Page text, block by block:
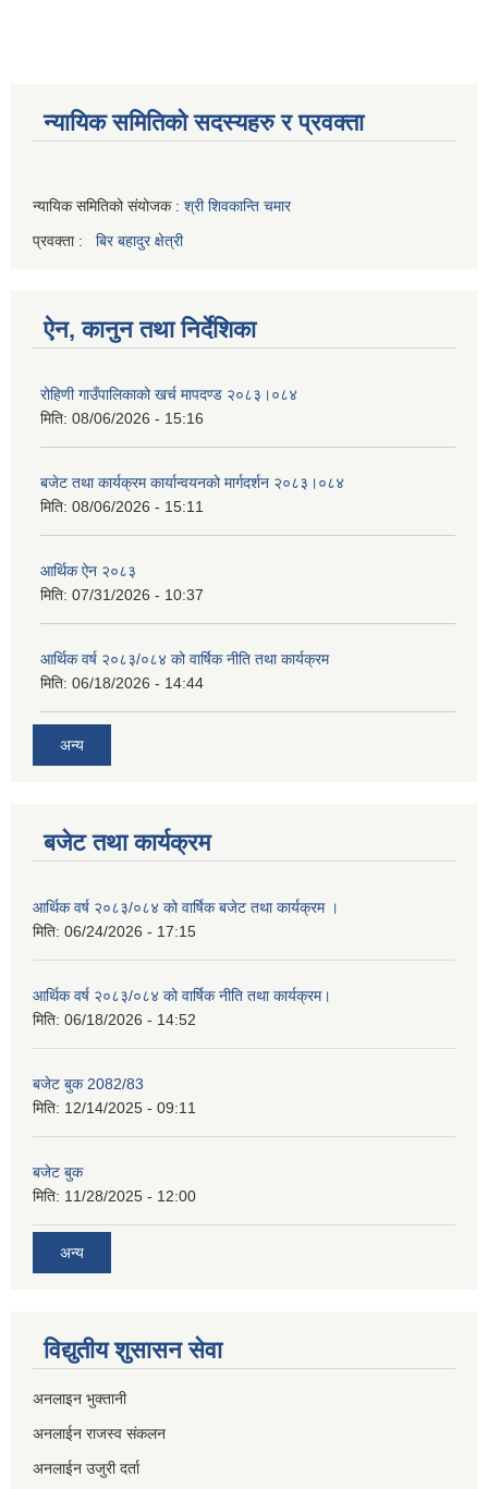
न्यायिक समितिको सदस्यहरु र प्रवक्ता
न्यायिक समितिको संयोजक : श्री शिवकान्ति चमार
प्रवक्ता : बिर बहादुर क्षेत्री
ऐन, कानुन तथा निर्देशिका
रोहिणी गाउँपालिकाको खर्च मापदण्ड २०८३।०८४
मिति: 08/06/2026 - 15:16
बजेट तथा कार्यक्रम कार्यान्वयनको मार्गदर्शन २०८३।०८४
मिति: 08/06/2026 - 15:11
आर्थिक ऐन २०८३
मिति: 07/31/2026 - 10:37
आर्थिक वर्ष २०८३/०८४ को वार्षिक नीति तथा कार्यक्रम
मिति: 06/18/2026 - 14:44
अन्य
बजेट तथा कार्यक्रम
आर्थिक वर्ष २०८३/०८४ को वार्षिक बजेट तथा कार्यक्रम ।
मिति: 06/24/2026 - 17:15
आर्थिक वर्ष २०८३/०८४ को वार्षिक नीति तथा कार्यक्रम।
मिति: 06/18/2026 - 14:52
बजेट बुक 2082/83
मिति: 12/14/2025 - 09:11
बजेट बुक
मिति: 11/28/2025 - 12:00
अन्य
विद्युतीय शुसासन सेवा
अनलाइन भुक्तानी
अनलाईन राजस्व संकलन
अनलाईन उजुरी दर्ता